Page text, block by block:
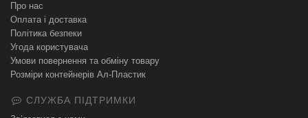
Про нас
Оплата і доставка
Політика безпеки
Угода користувача
Умови повернення та обміну товару
Розміри контейнерів Ал-Пластик
СЛУЖБА ПІДТРИМКИ